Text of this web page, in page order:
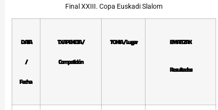
Final XXIII. Copa Euskadi Slalom
DATA
/
Fecha
TXAPEKETA /
Competición
TOKIA / Lugar EMAITZAK
Resultados